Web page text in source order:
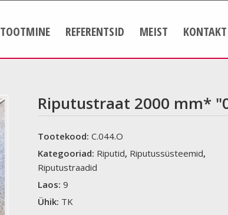
TOOTMINE REFERENTSID MEIST KONTAKT
Riputustraat 2000 mm*
Tootekood:C.044.O
Kategooriad: Riputid, Riputussüsteemid,
Riputustraadid
Laos:9
Ühik: TK